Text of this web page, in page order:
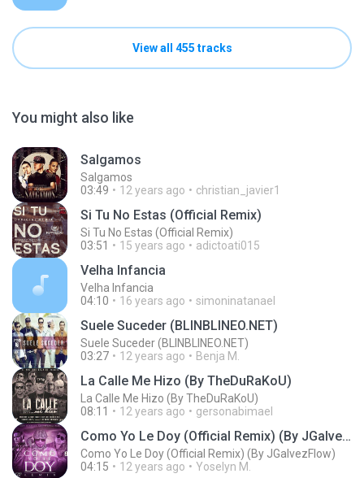
View all 455 tracks
You might also like
Salgamos
Salgamos
03:49
12 years ago christian_javier1
Si Tu No Estas (Official Remix)
Si Tu No Estas (Official Remix)
03:51
15 years ago adictoati015
Velha Infancia
Velha Infancia
04:10
16 years ago simoninatanael
Suele Suceder (BLINBLINEO.NET)
Suele Suceder (BLINBLINEO.NET)
03:27
12 years ago Benja M.
La Calle Me Hizo (By TheDuRaKoU)
La Calle Me Hizo (By TheDuRaKoU)
08:11
12 years ago gersonabimael
Como Yo Le Doy (Official Remix) (By JGalvezFlow)
Como Yo Le Doy (Official Remix) (By JGalvezFlow)
04:15
12 years ago Yoselyn M.